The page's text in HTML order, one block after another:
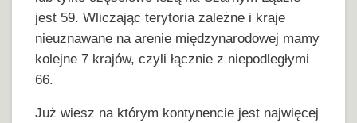
jest 59. Wliczając terytoria zależne i kraje
nieuznawane na arenie międzynarodowej mamy
kolejne 7 krajów, czyli łącznie z niepodległymi
66.
Już wiesz na którym kontynencie jest najwięcej